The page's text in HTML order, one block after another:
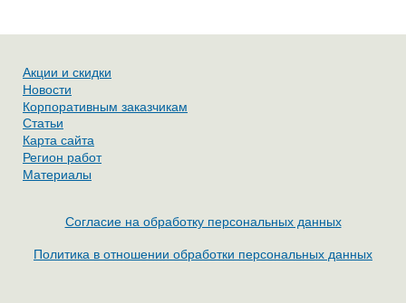
Акции и скидки
Новости
Корпоративным заказчикам
Статьи
Карта сайта
Регион работ
Материалы
Согласие на обработку персональных данных
Политика в отношении обработки персональных данных